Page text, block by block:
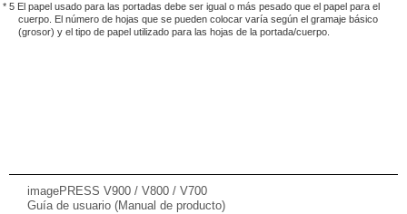
* 5 El papel usado para las portadas debe ser igual o más pesado que el papel para el
cuerpo. El número de hojas que se pueden colocar varía según el gramaje básico
(grosor) y el tipo de papel utilizado para las hojas de la portada/cuerpo.
imagePRESS V900 / V800 / V700
Guía de usuario (Manual de producto)